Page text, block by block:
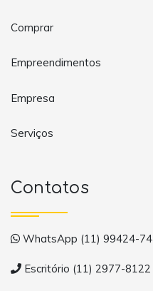
Comprar
Empreendimentos
Empresa
Serviços
Contatos
WhatsApp (11) 99424-
Escritório (11) 2977-8122